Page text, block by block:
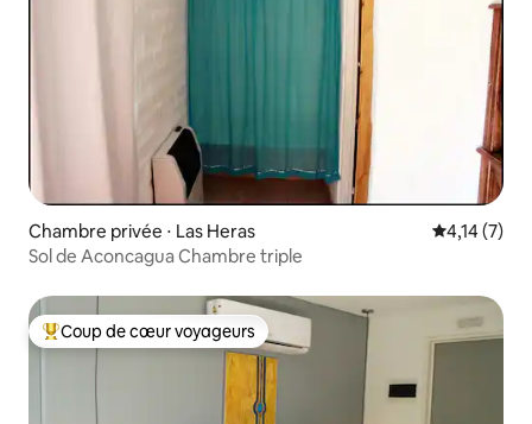
Chambre privée ⋅ Las Heras Évaluation
4,14 (7)
Sol de Aconcagua Chambre triple
Coups de cœur voyageurs les plus appréciés
Coup de cœur voyageurs